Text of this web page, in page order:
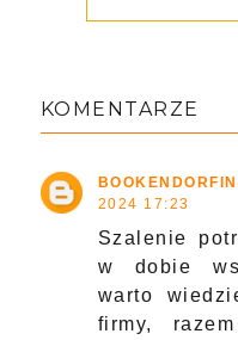
KOMENTARZE
2024 17:23
Szalenie
w dobie
warto
firmy,